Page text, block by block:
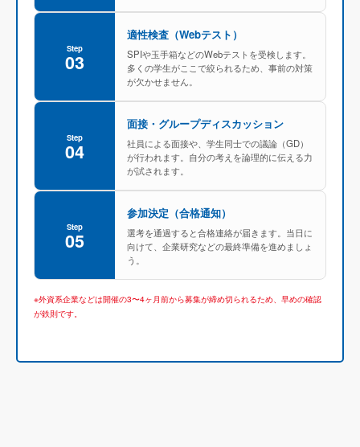
Step
03
適性検査（Webテスト）
SPIや玉手箱などのWebテストを受検します。
多くの学生がここで絞られるため、事前の対策
が欠かせません。
Step
04
面接・グループディスカッション
社員による面接や、学生同士での議論（GD）
が行われます。自分の考えを論理的に伝える力
が試されます。
Step
05
参加決定（合格通知）
選考を通過すると合格連絡が届きます。当日に
向けて、企業研究などの最終準備を進めましょ
う。
※外資系企業などは開催の3〜4ヶ月前から募集が締め切られるため、早めの確認
が鉄則です。